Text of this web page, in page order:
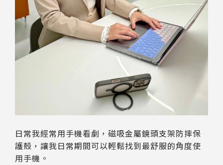
日常我經常用手機看劇，磁吸金屬鏡頭支架防摔保
護殼，讓我日常期間可以輕鬆找到最舒服的角度使
用手機。